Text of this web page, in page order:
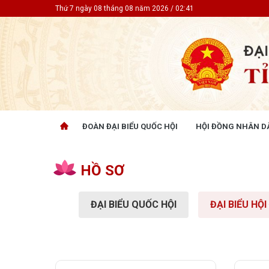
Thứ 7 ngày 08 tháng 08 năm 2026 / 02:41
ĐOÀN ĐẠI BIỂU QUỐC HỘI HỘI ĐỒNG NHÂN
Tin hoạt động
Tài liệu
Nghị
HỒ SƠ
ĐẠI BIỂU QUỐC HỘI ĐẠI BIỂU